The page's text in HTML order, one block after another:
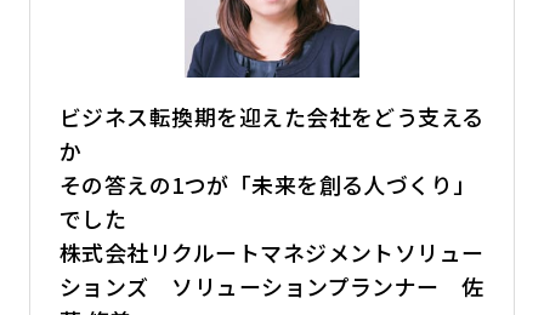
ビジネス転換期を迎えた会社をどう支える
か
その答えの1つが「未来を創る人づくり」
でした
株式会社リクルートマネジメントソリュー
ションズ ソリューションプランナー 佐